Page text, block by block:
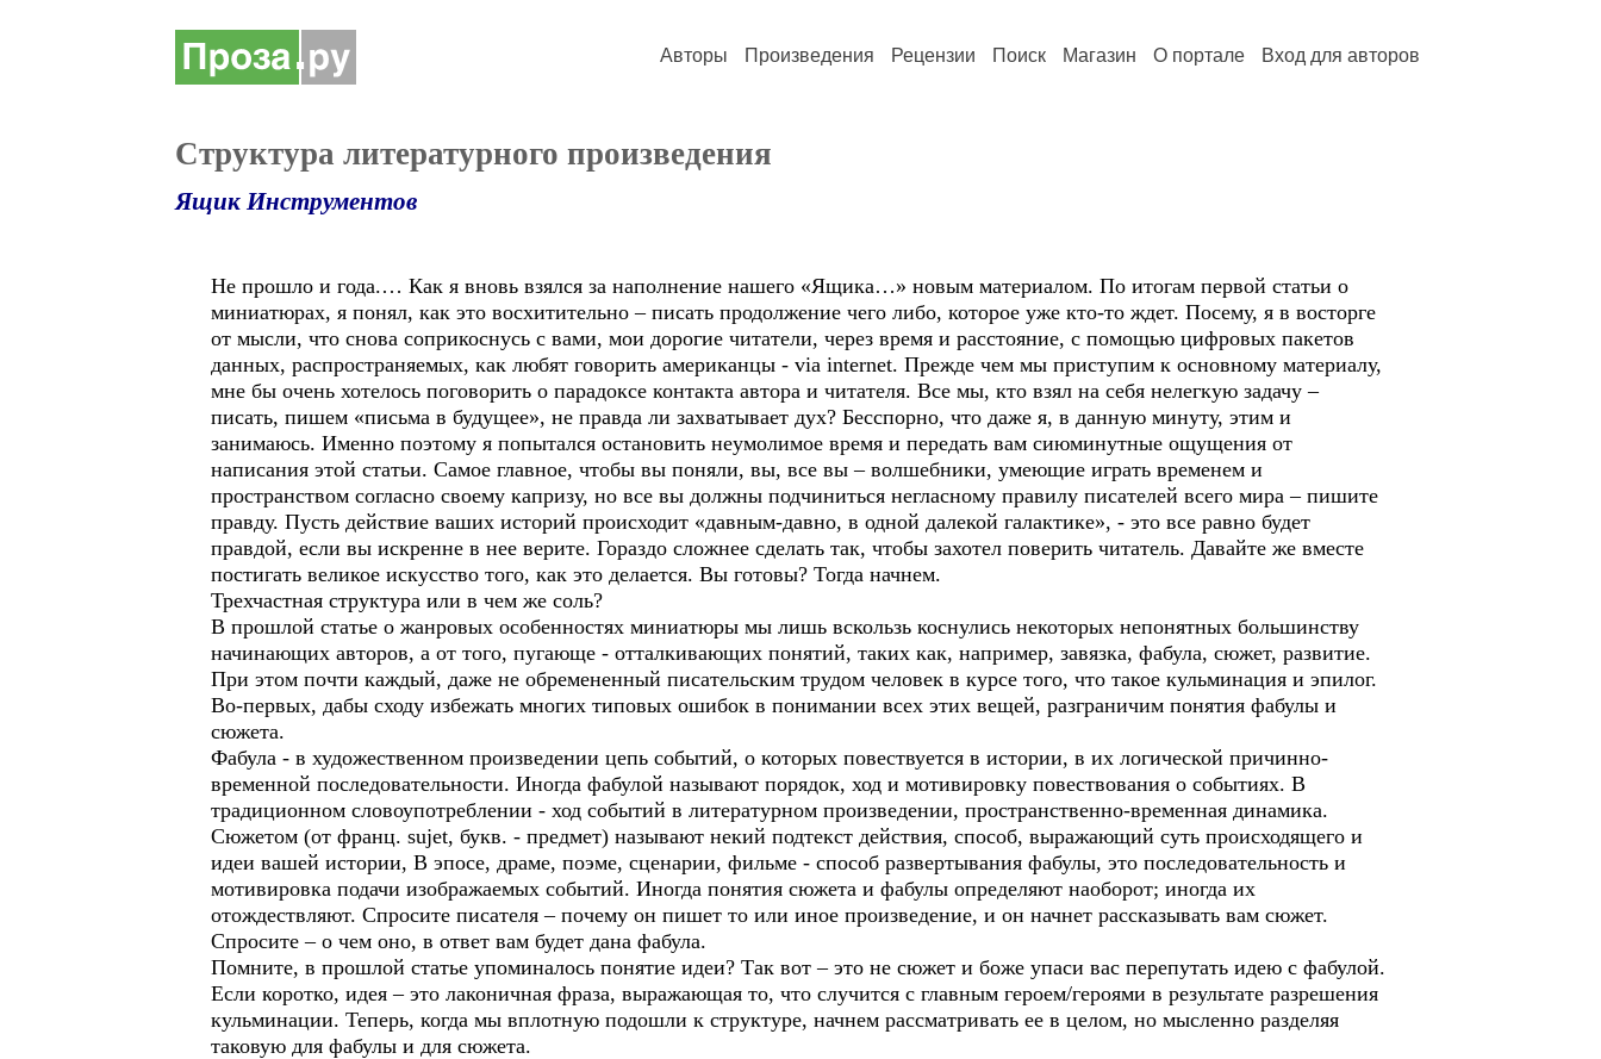
Авторы Произведения Рецензии Поиск Магазин О портале Вход для авторов
Структура литературного произведения
Ящик Инструментов
Не прошло и года.… Как я вновь взялся за наполнение нашего «Ящика…» новым материалом. По итогам первой статьи о
миниатюрах, я понял, как это восхитительно – писать продолжение чего либо, которое уже кто-то ждет. Посему, я в восторге
от мысли, что снова соприкоснусь с вами, мои дорогие читатели, через время и расстояние, с помощью цифровых пакетов
данных, распространяемых, как любят говорить американцы - via internet. Прежде чем мы приступим к основному материалу,
мне бы очень хотелось поговорить о парадоксе контакта автора и читателя. Все мы, кто взял на себя нелегкую задачу –
писать, пишем «письма в будущее», не правда ли захватывает дух? Бесспорно, что даже я, в данную минуту, этим и
занимаюсь. Именно поэтому я попытался остановить неумолимое время и передать вам сиюминутные ощущения от
написания этой статьи. Самое главное, чтобы вы поняли, вы, все вы – волшебники, умеющие играть временем и
пространством согласно своему капризу, но все вы должны подчиниться негласному правилу писателей всего мира – пишите
правду. Пусть действие ваших историй происходит «давным-давно, в одной далекой галактике», - это все равно будет
правдой, если вы искренне в нее верите. Гораздо сложнее сделать так, чтобы захотел поверить читатель. Давайте же вместе
постигать великое искусство того, как это делается. Вы готовы? Тогда начнем.
Трехчастная структура или в чем же соль?
В прошлой статье о жанровых особенностях миниатюры мы лишь вскользь коснулись некоторых непонятных большинству
начинающих авторов, а от того, пугающе - отталкивающих понятий, таких как, например, завязка, фабула, сюжет, развитие.
При этом почти каждый, даже не обремененный писательским трудом человек в курсе того, что такое кульминация и эпилог.
Во-первых, дабы сходу избежать многих типовых ошибок в понимании всех этих вещей, разграничим понятия фабулы и
сюжета.
Фабула - в художественном произведении цепь событий, о которых повествуется в истории, в их логической причинно-
временной последовательности. Иногда фабулой называют порядок, ход и мотивировку повествования о событиях. В
традиционном словоупотреблении - ход событий в литературном произведении, пространственно-временная динамика.
Сюжетом (от франц. sujet, букв. - предмет) называют некий подтекст действия, способ, выражающий суть происходящего и
идеи вашей истории, В эпосе, драме, поэме, сценарии, фильме - способ развертывания фабулы, это последовательность и
мотивировка подачи изображаемых событий. Иногда понятия сюжета и фабулы определяют наоборот; иногда их
отождествляют. Спросите писателя – почему он пишет то или иное произведение, и он начнет рассказывать вам сюжет.
Спросите – о чем оно, в ответ вам будет дана фабула.
Помните, в прошлой статье упоминалось понятие идеи? Так вот – это не сюжет и боже упаси вас перепутать идею с фабулой.
Если коротко, идея – это лаконичная фраза, выражающая то, что случится с главным героем/героями в результате разрешения
кульминации. Теперь, когда мы вплотную подошли к структуре, начнем рассматривать ее в целом, но мысленно разделяя
таковую для фабулы и для сюжета.